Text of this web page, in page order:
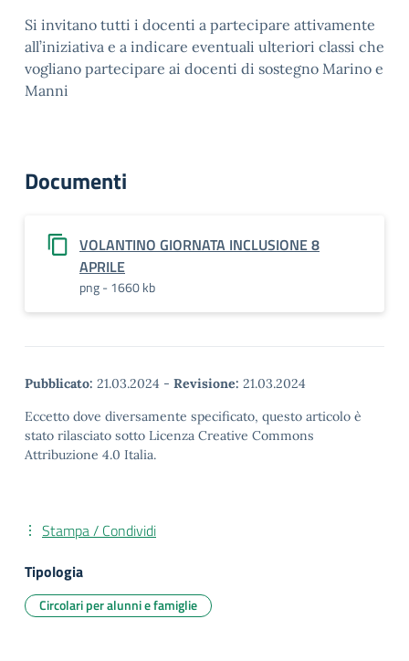
Si invitano tutti i docenti a partecipare attivamente
all’iniziativa e a indicare eventuali ulteriori classi che
vogliano partecipare ai docenti di sostegno Marino e
Manni
Documenti
VOLANTINO GIORNATA INCLUSIONE 8
APRILE
png - 1660 kb
Pubblicato: 21.03.2024 - Revisione: 21.03.2024
Eccetto dove diversamente specificato, questo articolo è
stato rilasciato sotto Licenza Creative Commons
Attribuzione 4.0 Italia.
Stampa / Condividi
Tipologia
Circolari per alunni e famiglie